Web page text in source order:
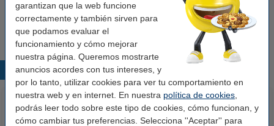
garantizan que la web funcione
correctamente y también sirven para
que podamos evaluar el
funcionamiento y cómo mejorar
nuestra página. Queremos mostrarte
anuncios acordes con tus intereses, y
por lo tanto, utilizar cookies para ver tu comportamiento en
nuestra web y en internet. En nuestra política de cookies
podrás leer todo sobre este tipo de cookies, cómo funcionan, y
cómo cambiar tus preferencias. Selecciona ''Aceptar'' para
Ancho detrás: 80 mm
Productos destacados